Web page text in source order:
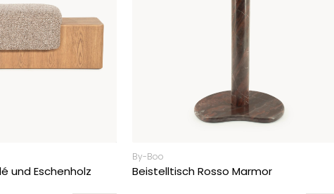
und Eschenholz
By-Boo
Beistelltisch Rosso Marmor